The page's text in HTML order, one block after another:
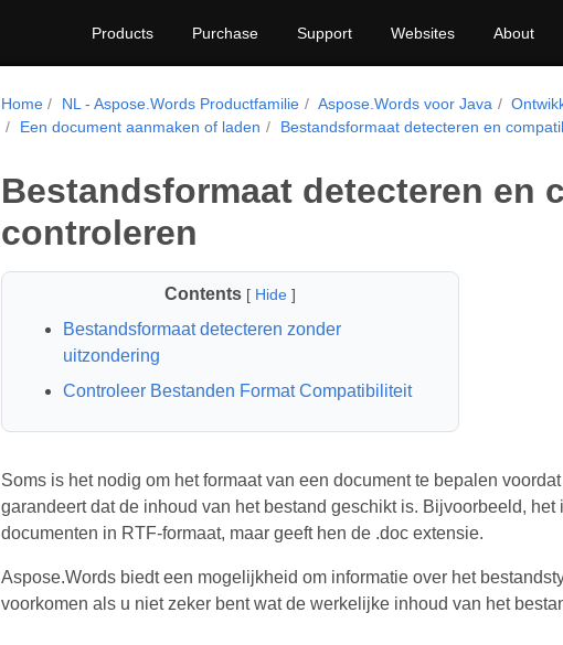
Products Purchase Support Websites About
Home NL - Aspose.Words Productfamilie Aspose.Words voor Java
Een document aanmaken of laden
Bestandsformaat detecteren en
Bestandsformaat detecteren en
controleren
Contents[ Hide ]
Bestandsformaat detecteren zonder
uitzondering
Controleer Bestanden Format Compatibiliteit
Soms is het nodig om het formaat van een document te bepalen
garandeert dat de inhoud van het bestand geschikt is. Bijvoorbeeld,
documenten in RTF-formaat, maar geeft hen de .doc extensie.
Aspose.Words biedt een mogelijkheid om informatie over het
voorkomen als u niet zeker bent wat de werkelijke inhoud van het